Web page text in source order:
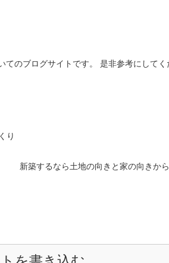
のブログサイトです。 是非参考にしてく
り
新築するなら土地の向きと家の向きか